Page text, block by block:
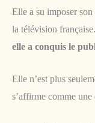
Elle a su imposer son
la télévision
elle a conquis le
Elle n’est plus
s’affirme comme une